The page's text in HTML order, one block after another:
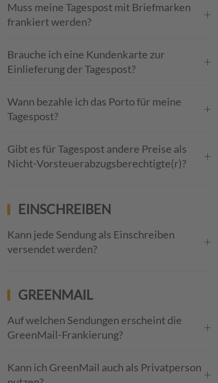
Muss meine Tagespost mit Briefmarken
frankiert werden?
Brauche ich eine Kundenkarte zur
Einlieferung der Tagespost?
Wann bezahle ich das Porto für meine
Tagespost?
Gibt es für Tagespost andere Preise als
Nicht-Vorsteuer­abzugs­berechtigte(r)?
EINSCHREIBEN
Kann jede Sendung als Einschreiben
versendet werden?
GREENMAIL
Auf welchen Sendungen erscheint die
GreenMail-Frankierung?
Kann ich GreenMail auch als Privatperson